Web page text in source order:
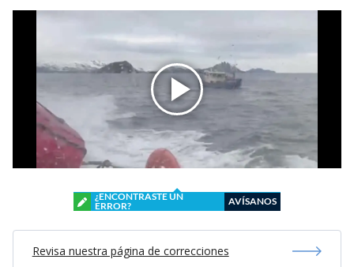
¿ENCONTRASTE UN
ERROR?
AVÍSANOS
Revisa nuestra página de correcciones